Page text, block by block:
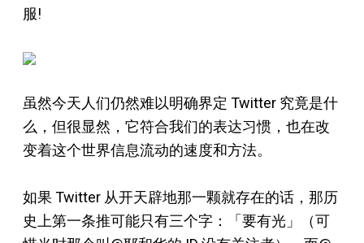
服!
虽然今天人们仍然难以明确界定 Twitter 究竟是什
么，但很显然，它符合我们的表达习惯，也在改
变着这个世界信息流动的速度和方法。
如果 Twitter 从开天辟地那一颗就存在的话，那历
史上第一条推可能只有三个字：「要有光」（可